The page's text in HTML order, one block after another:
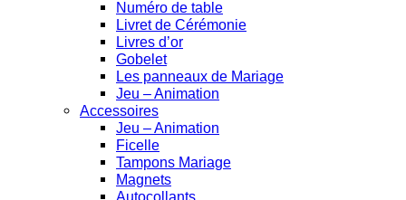
Numéro de table
Livret de Cérémonie
Livres d’or
Gobelet
Les panneaux de Mariage
Jeu – Animation
Accessoires
Jeu – Animation
Ficelle
Tampons Mariage
Magnets
Autocollants